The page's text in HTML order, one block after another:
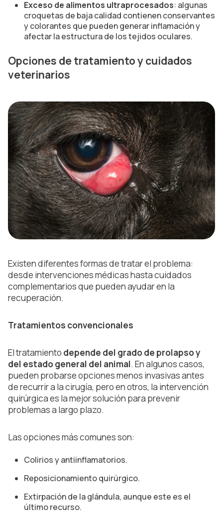
Exceso de alimentos ultraprocesados: algunas
croquetas de baja calidad contienen conservantes
y colorantes que pueden generar inflamación y
afectar la estructura de los tejidos oculares.
Opciones de tratamiento y cuidados
veterinarios
Existen diferentes formas de tratar el problema:
desde intervenciones médicas hasta cuidados
complementarios que pueden ayudar en la
recuperación.
Tratamientos convencionales
El tratamiento depende del grado de prolapso y
del estado general del animal. En algunos casos,
pueden probarse opciones menos invasivas antes
de recurrir a la cirugía, pero en otros, la intervención
quirúrgica es la mejor solución para prevenir
problemas a largo plazo.
Las opciones más comunes son:
Colirios y antiinflamatorios.
Reposicionamiento quirúrgico.
Extirpación de la glándula, aunque este es el
último recurso.